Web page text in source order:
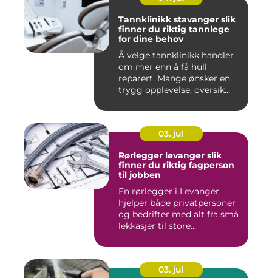
Tannklinikk stavanger slik
finner du riktig tannlege
for dine behov
Å velge tannklinikk handler
om mer enn å få hull
reparert. Mange ønsker en
trygg opplevelse, oversik...
03. jul
Rørlegger levanger slik
finner du riktig fagperson
til jobben
En rørlegger i Levanger
hjelper både privatpersoner
og bedrifter med alt fra små
lekkasjer til store...
03. jul